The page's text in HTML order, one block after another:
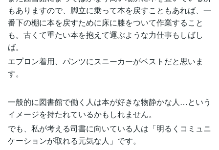
もありますので、脚立に乗って本を戻すこともあれば、一
番下の棚に本を戻すために床に膝をついて作業すること
も。古くて重たい本を抱えて運ぶような力仕事もしばし
ば。
エプロン着用、パンツにスニーカーがベストだと思いま
す。
一般的に図書館で働く人は本が好きな物静かな人…という
イメージを持たれているかもしれません。
でも、私が考える司書に向いている人は「明るくコミュニ
ケーションが取れる元気な人」です。